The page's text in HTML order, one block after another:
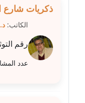
مدونة
مدونة
ذكريات شارع
الكاتب:
رقم
عدد